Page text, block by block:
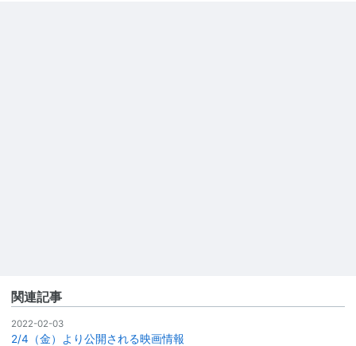
関連記事
2022-02-03
2/4（金）より公開される映画情報